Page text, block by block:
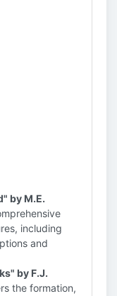
by M.E.
including
and
by F.J.
the formation,